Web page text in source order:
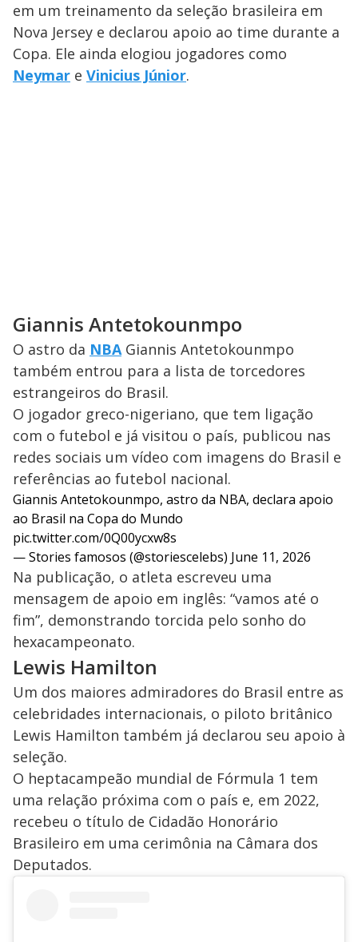
em um treinamento da seleção brasileira em
Nova Jersey e declarou apoio ao time durante a
Copa. Ele ainda elogiou jogadores como
Neymar e Vinicius Júnior.
Giannis Antetokounmpo
O astro da NBAGiannis Antetokounmpo
também entrou para a lista de torcedores
estrangeiros do Brasil.
O jogador greco-nigeriano, que tem ligação
com o futebol e já visitou o país, publicou nas
redes sociais um vídeo com imagens do Brasil e
referências ao futebol nacional.
Giannis Antetokounmpo, astro da NBA, declara apoio
ao Brasil na Copa do Mundo
pic.twitter.com/0Q00ycxw8s
— Stories famosos (@storiescelebs) June 11, 2026
Na publicação, o atleta escreveu uma
mensagem de apoio em inglês: “vamos até o
fim”, demonstrando torcida pelo sonho do
hexacampeonato.
Lewis Hamilton
Um dos maiores admiradores do Brasil entre as
celebridades internacionais, o piloto britânico
Lewis Hamilton também já declarou seu apoio à
seleção.
O heptacampeão mundial de Fórmula 1 tem
uma relação próxima com o país e, em 2022,
recebeu o título de Cidadão Honorário
Brasileiro em uma cerimônia na Câmara dos
Deputados.